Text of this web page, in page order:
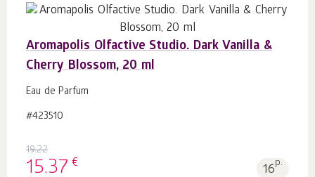
Aromapolis Olfactive Studio. Dark Vanilla &
Cherry Blossom, 20 ml
Eau de Parfum
#423510
19.22
15.37 € 16p.